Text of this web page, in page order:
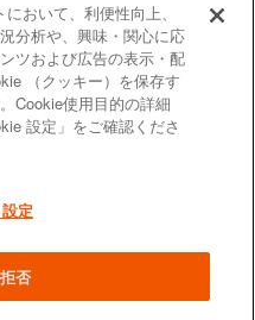
サイトポリシー
おいて、利便性向上、
分析や、興味・関心に応
ツおよび広告の表示・配
（クッキー）を保存す
Cookie使用目的の詳細
設定」をご確認くださ
定
否